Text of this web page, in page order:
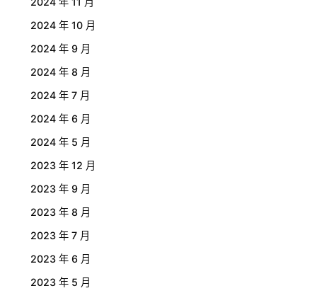
2024 年 10 月
2024 年 9 月
2024 年 8 月
2024 年 7 月
2024 年 6 月
2024 年 5 月
2023 年 12 月
2023 年 9 月
2023 年 8 月
2023 年 7 月
2023 年 6 月
2023 年 5 月